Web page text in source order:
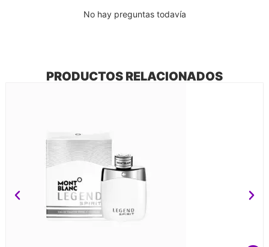
No hay preguntas todavía
PRODUCTOS RELACIONADOS